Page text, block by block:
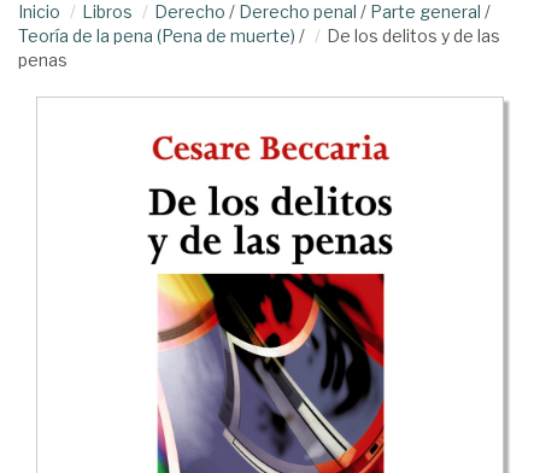
Inicio Libros Derecho / Derecho penal / Parte general /
Teoría de la pena (Pena de muerte) /
De los delitos y de las
penas